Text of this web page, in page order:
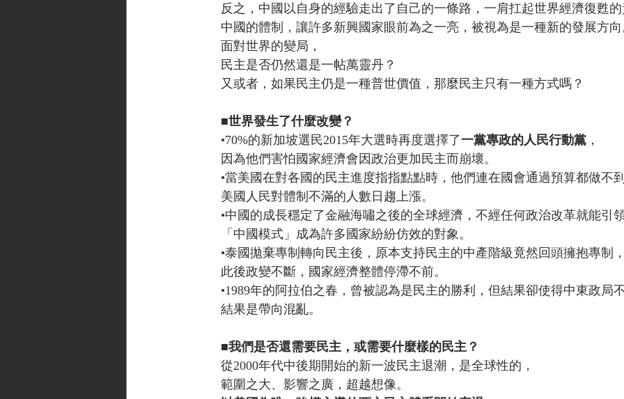
反之，中國以自身的經驗走出了自己的一條路，一肩扛起世界經濟復甦的
中國的體制，讓許多新興國家眼前為之一亮，被視為是一種新的發展方向
面對世界的變局，
民主是否仍然還是一帖萬靈丹？
又或者，如果民主仍是一種普世價值，那麼民主只有一種方式嗎？
■世界發生了什麼改變？
•70%的新加坡選民2015年大選時再度選擇了一黨專政的人民行動黨 ，
因為他們害怕國家經濟會因政治更加民主而崩壞。
•當美國在對各國的民主進度指指點點時，他們連在國會通過預算都做不到
美國人民對體制不滿的人數日趨上漲。
•中國的成長穩定了金融海嘯之後的全球經濟，不經任何政治改革就能引領
「中國模式」成為許多國家紛紛仿效的對象。
•泰國拋棄專制轉向民主後，原本支持民主的中產階級竟然回頭擁抱專制，
此後政變不斷，國家經濟整體停滯不前。
•1989年的阿拉伯之春，曾被認為是民主的勝利，但結果卻使得中東政局不
結果是帶向混亂。
■我們是否還需要民主，或需要什麼樣的民主？
從2000年代中後期開始的新一波民主退潮，是全球性的，
範圍之大、影響之廣，超越想像。